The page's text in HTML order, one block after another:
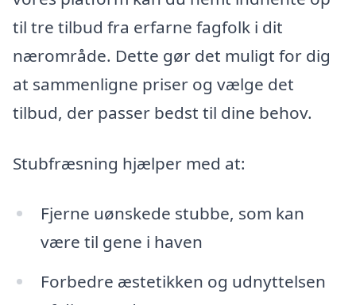
til tre tilbud fra erfarne fagfolk i dit
nærområde. Dette gør det muligt for dig
at sammenligne priser og vælge det
tilbud, der passer bedst til dine behov.
Stubfræsning hjælper med at:
Fjerne uønskede stubbe, som kan
være til gene i haven
Forbedre æstetikken og udnyttelsen